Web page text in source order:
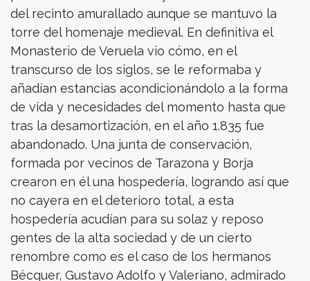
del recinto amurallado aunque se mantuvo la
torre del homenaje medieval. En definitiva el
Monasterio de Veruela vio cómo, en el
transcurso de los siglos, se le reformaba y
añadían estancias acondicionándolo a la forma
de vida y necesidades del momento hasta que
tras la desamortización, en el año 1.835 fue
abandonado. Una junta de conservación,
formada por vecinos de Tarazona y Borja
crearon en él una hospedería, logrando así que
no cayera en el deterioro total, a esta
hospedería acudían para su solaz y reposo
gentes de la alta sociedad y de un cierto
renombre como es el caso de los hermanos
Bécquer, Gustavo Adolfo y Valeriano, admirado